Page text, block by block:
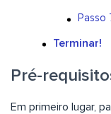
Passo
Terminar!
Pré-
Em primeiro lugar,